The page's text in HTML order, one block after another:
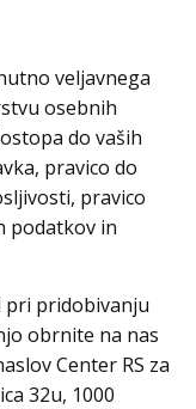
veljavnega
osebnih
do vaših
pravico do
pravico
podatkov in
pri pridobivanju
obrnite na nas
Center RS za
32u, 1000